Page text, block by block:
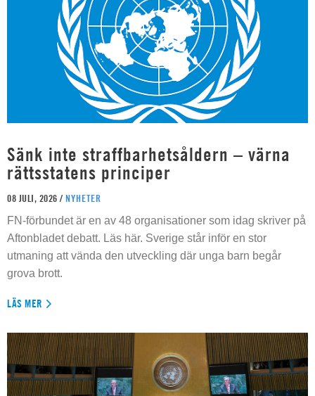
Sänk inte straffbarhetsåldern – värna
rättsstatens principer
08 JULI, 2026 / NYHETER
FN-förbundet är en av 48 organisationer som idag skriver på
Aftonbladet debatt. Läs här. Sverige står inför en stor
utmaning att vända den utveckling där unga barn begår
grova brott.
LÄS MER